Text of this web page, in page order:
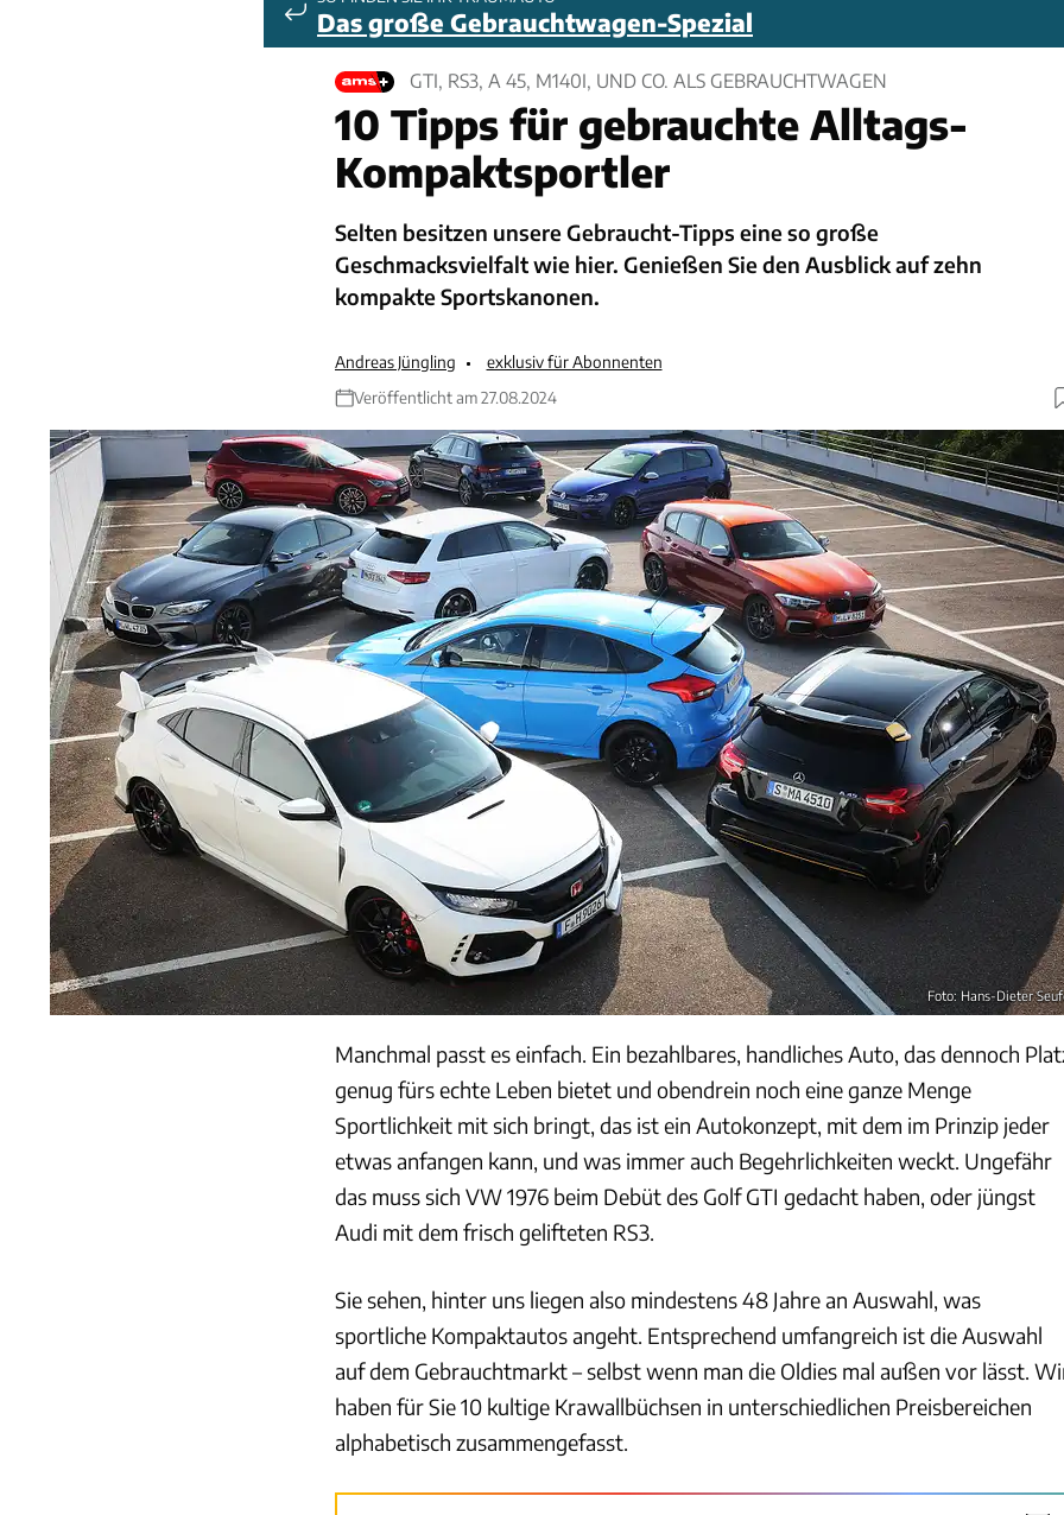
Das große Gebrauchtwagen-Spezial
GTI, RS3, A 45, M140I, UND CO. ALS GEBRAUCHTWAGEN
10 Tipps für gebrauchte Alltags-
Kompaktsportler
Selten besitzen unsere Gebraucht-Tipps eine so große
Geschmacksvielfalt wie hier. Genießen Sie den Ausblick auf zehn
kompakte Sportskanonen.
Andreas Jüngling
exklusiv für Abonnenten
Veröffentlicht am 27.08.2024
Foto: Hans-Dieter
Manchmal passt es einfach. Ein bezahlbares, handliches Auto, das dennoch
genug fürs echte Leben bietet und obendrein noch eine ganze Menge
Sportlichkeit mit sich bringt, das ist ein Autokonzept, mit dem im Prinzip jeder
etwas anfangen kann, und was immer auch Begehrlichkeiten weckt. Ungefähr
das muss sich VW 1976 beim Debüt des Golf GTI gedacht haben, oder jüngst
Audi mit dem frisch gelifteten RS3.
Sie sehen, hinter uns liegen also mindestens 48 Jahre an Auswahl, was
sportliche Kompaktautos angeht. Entsprechend umfangreich ist die Auswahl
auf dem Gebrauchtmarkt – selbst wenn man die Oldies mal außen vor lässt.
haben für Sie 10 kultige Krawallbüchsen in unterschiedlichen Preisbereichen
alphabetisch zusammengefasst.